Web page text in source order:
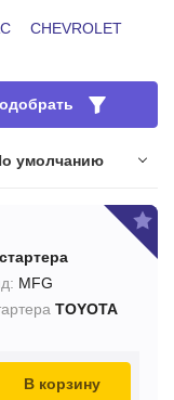
97-09
CHEVROLET
умолчанию
MFG
TOYOTA
В корзину